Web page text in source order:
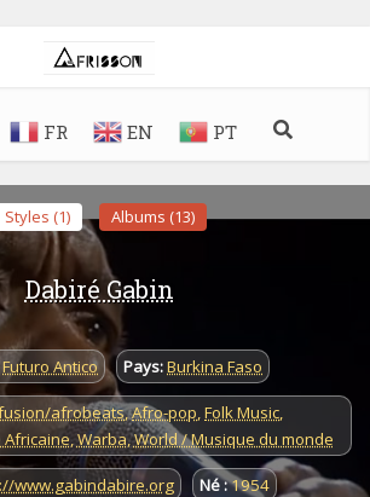
FR EN PT
Styles (1) Albums (13)
Dabiré Gabin
Futuro Antico Pays:Burkina Faso
afrobeats,Afro-pop,Folk Music,
,Warba,World / Musique du monde
www.gabindabire.org Né :1954